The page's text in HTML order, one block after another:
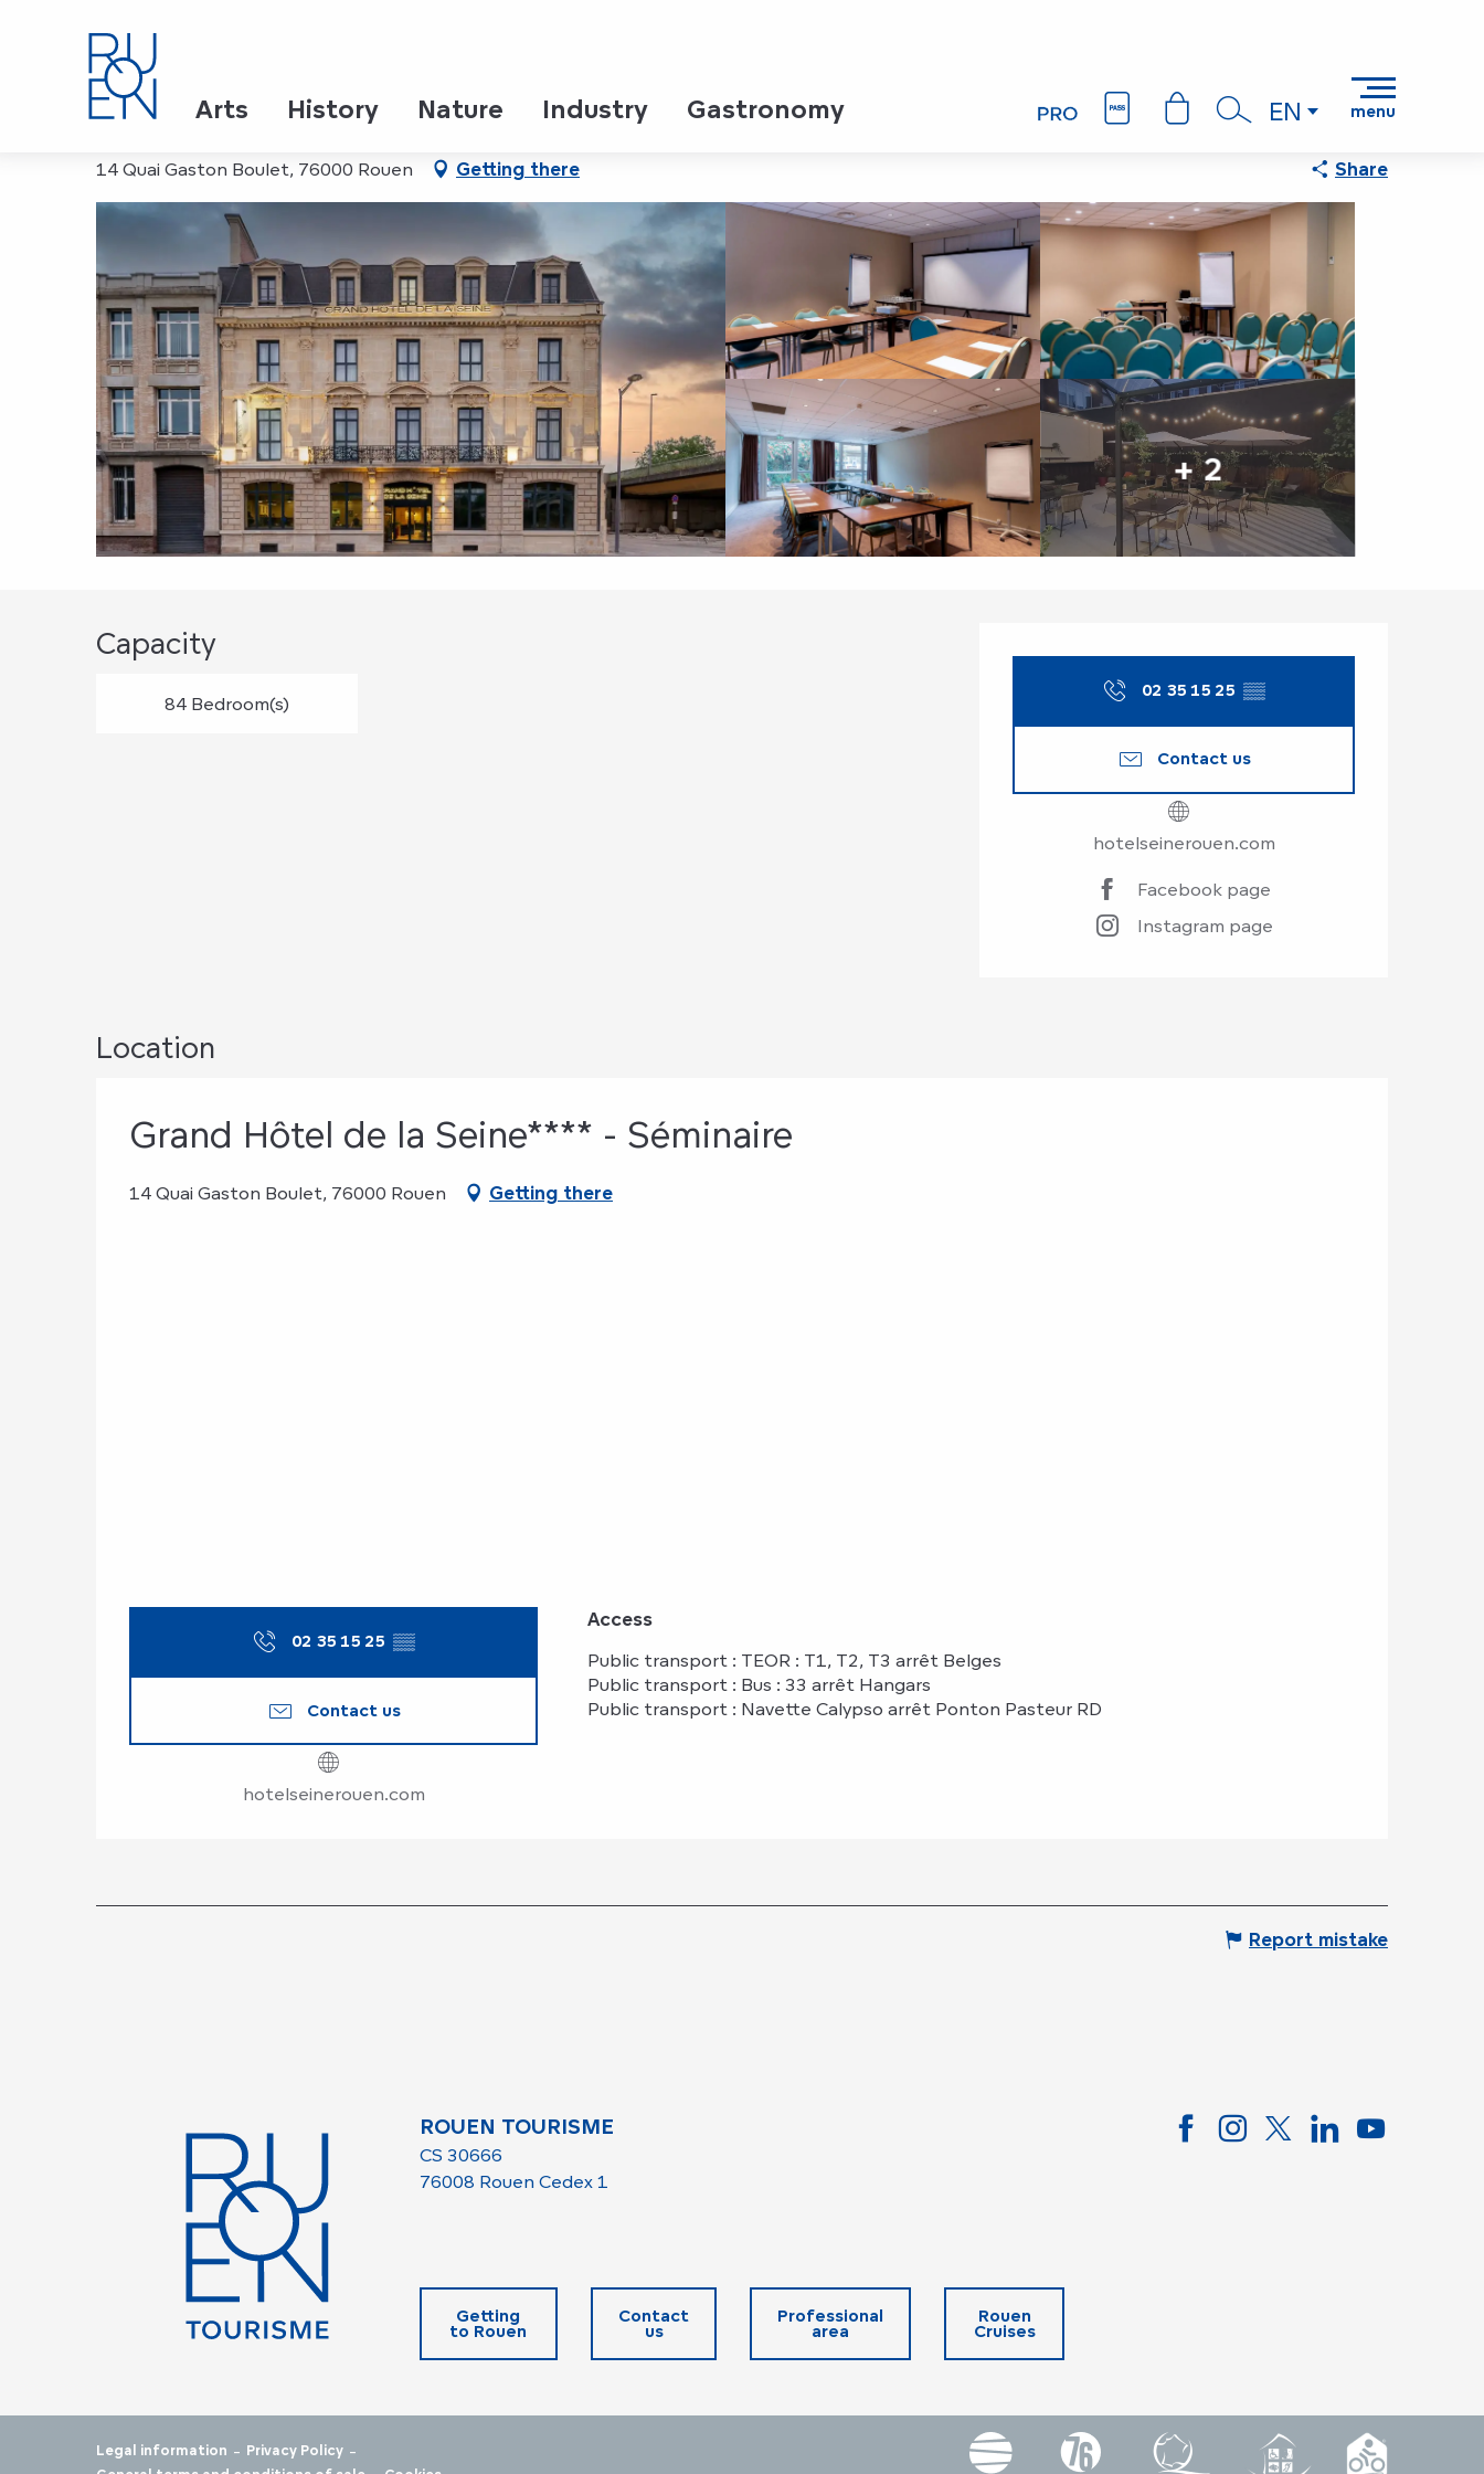
Search
EN menu
Arts History Nature Industry Gastronomy
Grand Hôtel de la Seine**** - Séminaire
14 Quai Gaston Boulet, 76000 Rouen Getting there Share
+ 2
Opening hours &
02 35 15 25 ▒▒
Contact us
hotelseinerouen.com
Facebook page
Instagram page
Capacity
84 Bedroom(s)
Location
Grand Hôtel de la Seine**** - Séminaire
14 Quai Gaston Boulet, 76000 Rouen Getting there
02 35 15 25 ▒▒
Contact us
hotelseinerouen.com
Access
Access
Public transport : TEOR : T1, T2, T3 arrêt Belges
Public transport : Bus : 33 arrêt Hangars
Public transport : Navette Calypso arrêt Ponton Pasteur RD
Report mistake
ROUEN TOURISME
CS 30666
76008 Rouen Cedex 1
Getting
to Rouen
Contact
us
Professional
area
Rouen
Cruises
Legal information - Privacy Policy -